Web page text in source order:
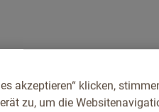
akzeptieren“ klicken,
zu, um die